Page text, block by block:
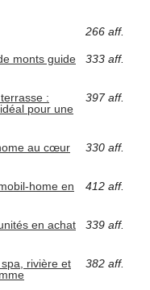
266 aff.
monts guide
333 aff.
:
pour une
397 aff.
au cœur
330 aff.
home en
412 aff.
en achat
339 aff.
rivière et
382 aff.